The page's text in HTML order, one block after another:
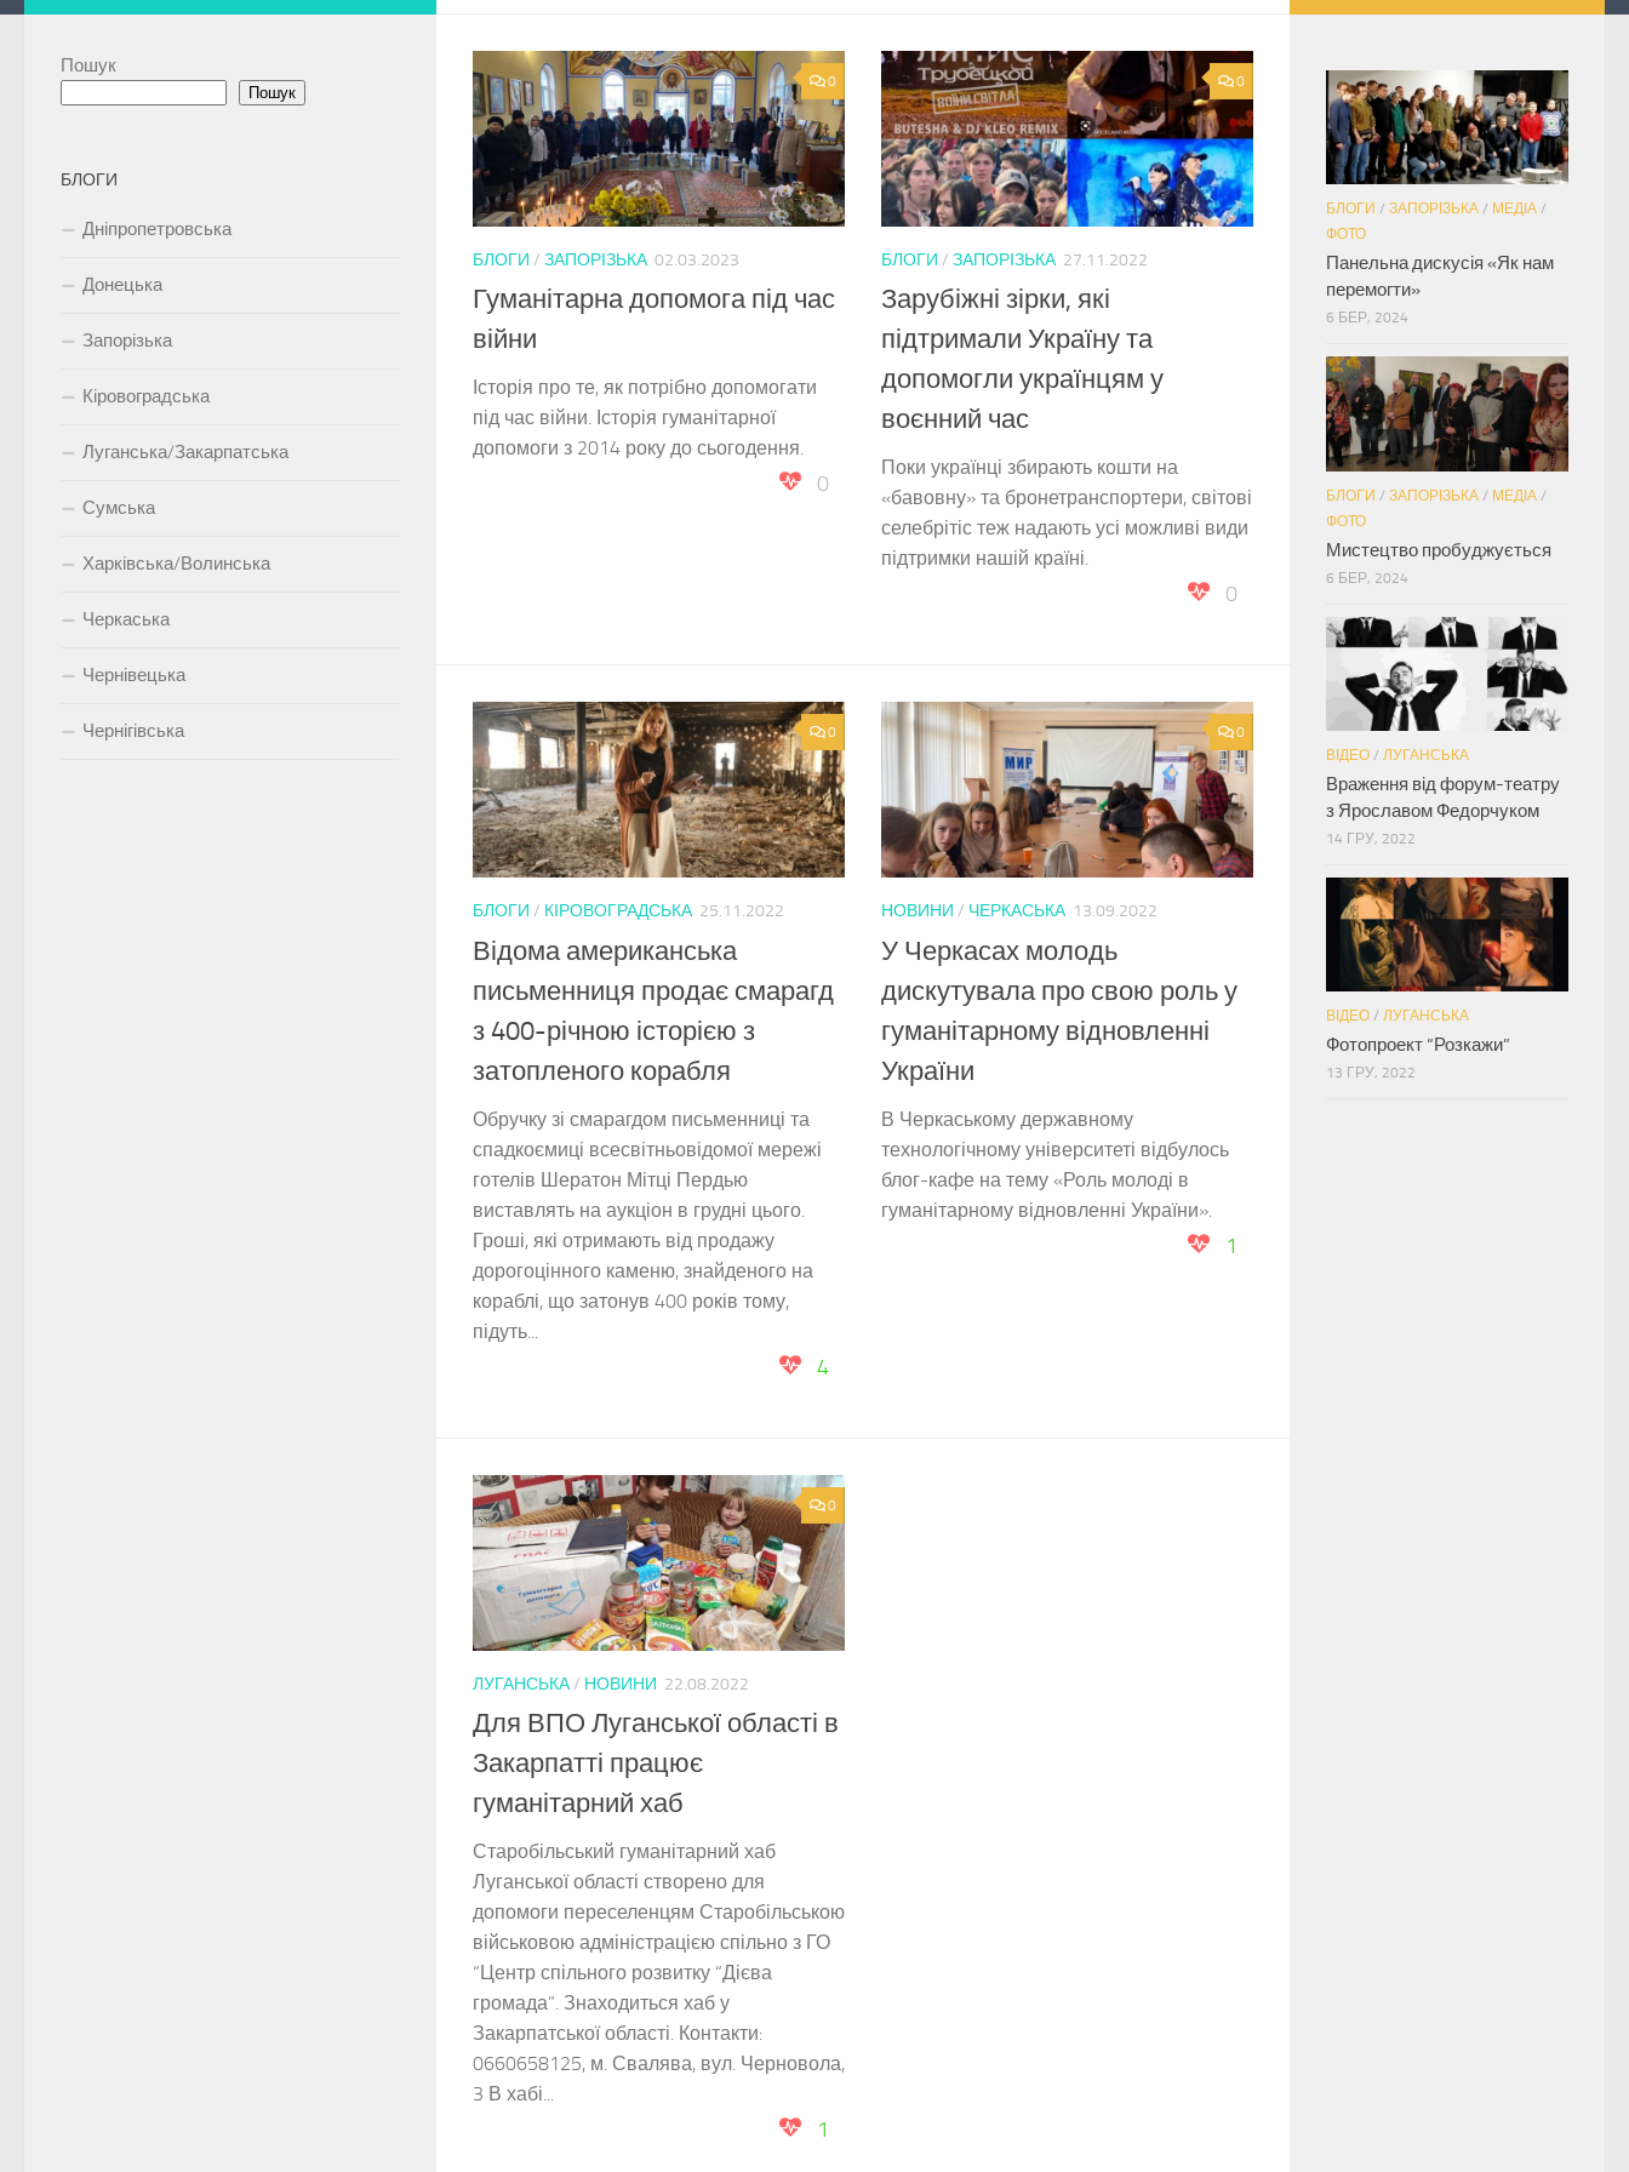
0
БЛОГИ / ЗАПОРІЗЬКА 02.03.2023
Гуманітарна допомога під час
війни
Історія про те, як потрібно допомогати
під час війни. Історія гуманітарної
допомоги з 2014 року до сьогодення.
0
0
БЛОГИ / ЗАПОРІЗЬКА 27.11.2022
Зарубіжні зірки, які
підтримали Україну та
допомогли українцям у
воєнний час
Поки українці збирають кошти на
«бавовну» та бронетранспортери, світові
селебрітіс теж надають усі можливі види
підтримки нашій країні.
0
0
БЛОГИ / КІРОВОГРАДСЬКА 25.11.2022
Відома американська
письменниця продає смарагд
з 400-річною історією з
затопленого корабля
Обручку зі смарагдом письменниці та
спадкоємиці всесвітньовідомої мережі
готелів Шератон Мітці Пердью
виставлять на аукціон в грудні цього.
Гроші, які отримають від продажу
дорогоцінного каменю, знайденого на
кораблі, що затонув 400 років тому,
підуть...
4
0
НОВИНИ / ЧЕРКАСЬКА 13.09.2022
У Черкасах молодь
дискутувала про свою роль у
гуманітарному відновленні
України
В Черкаському державному
технологічному університеті відбулось
блог-кафе на тему «Роль молоді в
гуманітарному відновленні України».
1
0
ЛУГАНСЬКА/ НОВИНИ 22.08.2022
Для ВПО Луганської області в
Закарпатті працює
гуманітарний хаб
Старобільський гуманітарний хаб
Луганської області створено для
допомоги переселенцям Старобільською
військовою адміністрацією спільно з ГО
“Центр спільного розвитку “Дієва
громада”. Знаходиться хаб у
Закарпатської області. Контакти:
0660658125, м. Свалява, вул. Черновола,
3 В хабі...
1
Пошук
Пошук
БЛОГИ
Дніпропетровська
Донецька
Запорізька
Кіровоградська
Луганська/Закарпатська
Сумська
Харківська/Волинська
Черкаська
Чернівецька
Чернігівська
БЛОГИ / ЗАПОРІЗЬКА / МЕДІА /
ФОТО
Панельна дискусія «Як нам
перемогти»
6 БЕР, 2024
БЛОГИ / ЗАПОРІЗЬКА / МЕДІА /
ФОТО
Мистецтво пробуджується
6 БЕР, 2024
ВІДЕО / ЛУГАНСЬКА
Враження від форум-театру
з Ярославом Федорчуком
14 ГРУ, 2022
ВІДЕО / ЛУГАНСЬКА
Фотопроект “Розкажи”
13 ГРУ, 2022